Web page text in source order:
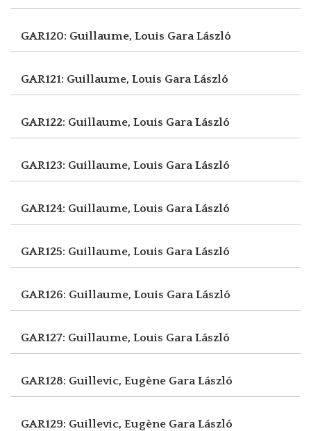
GAR120: Guillaume, Louis Gara László
GAR121: Guillaume, Louis Gara László
GAR122: Guillaume, Louis Gara László
GAR123: Guillaume, Louis Gara László
GAR124: Guillaume, Louis Gara László
GAR125: Guillaume, Louis Gara László
GAR126: Guillaume, Louis Gara László
GAR127: Guillaume, Louis Gara László
GAR128: Guillevic, Eugène Gara László
GAR129: Guillevic, Eugène Gara László